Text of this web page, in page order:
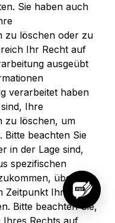
Sie haben auch
zu löschen oder zu
Ihr Recht auf
ausgeübt
verarbeitet haben
Ihre
zu löschen, um
Bitte beachten Sie
in der Lage sind,
spezifischen
über die
Zeitpunkt Ihrer
Bitte beachten Sie,
Ihres Rechts auf